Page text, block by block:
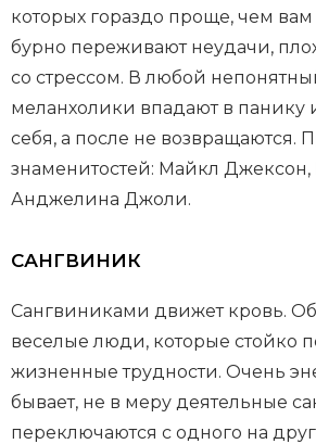
которых гораздо проще, чем вам
бурно переживают неудачи,
со стрессом. В любой
меланхолики впадают в панику
себя, а после не возвращаются.
знаменитостей: Майкл
Анджелина Джоли.
САНГВИНИК
Сангвиниками движет кровь.
веселые люди, которые стойко
жизненные трудности. Очень
бывает, не в меру деятельные
переключаются с одного на